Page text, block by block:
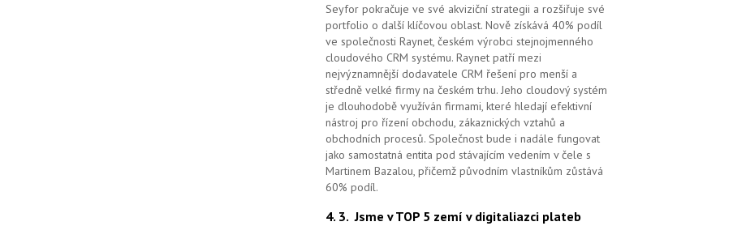
Seyfor pokračuje ve své akviziční strategii a rozšiřuje své
portfolio o další klíčovou oblast. Nově získává 40% podíl
ve společnosti Raynet, českém výrobci stejnojmenného
cloudového CRM systému. Raynet patří mezi
nejvýznamnější dodavatele CRM řešení pro menší a
středně velké firmy na českém trhu. Jeho cloudový systém
je dlouhodobě využíván firmami, které hledají efektivní
nástroj pro řízení obchodu, zákaznických vztahů a
obchodních procesů. Společnost bude i nadále fungovat
jako samostatná entita pod stávajícím vedením v čele s
Martinem Bazalou, přičemž původním vlastníkům zůstává
60% podíl.
4. 3.Jsme v TOP 5 zemí v digitaliazci plateb